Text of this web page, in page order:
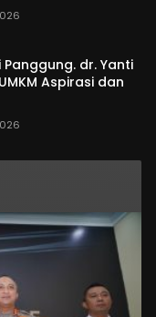
dr. Yanti
Aspirasi dan